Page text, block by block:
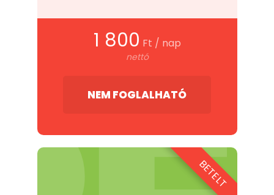
1 800 Ft / nap
nettó
NEM FOGLALHATÓ
BETELT